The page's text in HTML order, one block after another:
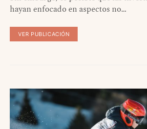
hayan enfocado en aspectos no…
VER PUBLICACIÓN